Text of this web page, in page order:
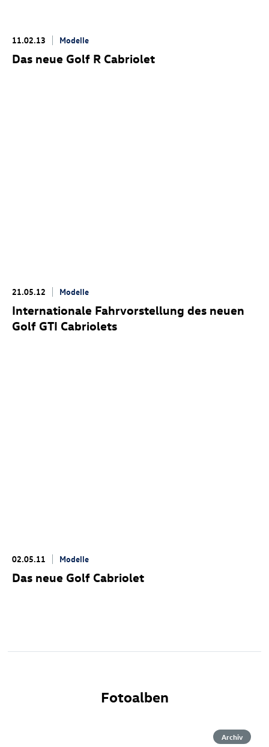
11.02.13 Modelle
Das neue Golf R Cabriolet
21.05.12 Modelle
Internationale Fahrvorstellung des neuen
Golf GTI Cabriolets
02.05.11 Modelle
Das neue Golf Cabriolet
Fotoalben
Archiv